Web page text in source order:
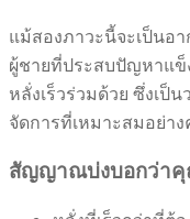
แม้สองภาวะนี้จะเป็นอ
ผู้ชายที่ประสบปัญหาแข็
หลั่งเร็วร่วมด้วย ซึ่งเป็
จัดการที่เหมาะสมอย่า
สัญญาณบ่งบอกว่าคุ